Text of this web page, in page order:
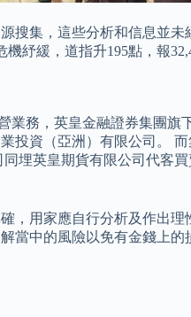
集，這些分析和信息並
紓緩，道指升195點，報
務，英皇金融證券集團
資（亞洲）有限公司。
英皇期貨有限公司代客
用家應自行分析及作出理
中的風險以免有金錢上